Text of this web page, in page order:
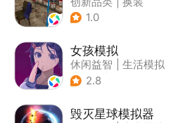
| 女性向
1.0
女孩模拟
休闲益智
生活模拟
| 校园
2.8
毁灭星球模拟器